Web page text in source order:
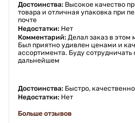
Достоинства: Высокое качество
товара и отличная упаковка при
почте
Недостатки: Нет
Комментарий: Делал заказ в этом
Был приятно удивлен ценами и
ассортимента. Буду сотрудничать
дальнейшем
Достоинства: Быстро,
Недостатки: Нет
Больше отзывов